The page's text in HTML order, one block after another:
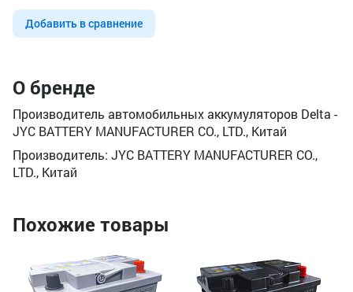
Добавить в сравнение
О бренде
Производитель автомобильных аккумуляторов Delta -
JYC BATTERY MANUFACTURER CO., LTD., Китай
Производитель: JYC BATTERY MANUFACTURER CO.,
LTD., Китай
Похожие товары